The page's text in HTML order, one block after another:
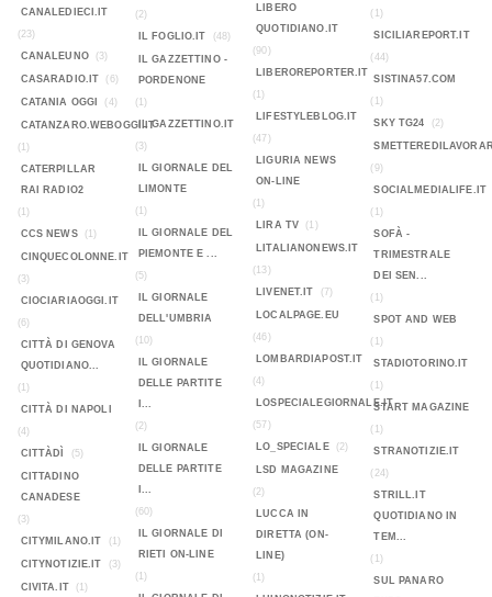
CANALEDIECI.IT
(23)
CANALEUNO
(3)
CASARADIO.IT (6)
CATANIA OGGI (4)
CATANZARO.WEBOGGI.IT
(1)
CATERPILLAR
RAI RADIO2
(1)
CCS NEWS
(1)
CINQUECOLONNE.IT
(3)
CIOCIARIAOGGI.IT
(6)
CITTÀ DI GENOVA
QUOTIDIANO...
(1)
CITTÀ DI NAPOLI
(4)
CITTÀDÌ
(5)
CITTADINO
CANADESE
(3)
CITYMILANO.IT
(1)
CITYNOTIZIE.IT (3)
CIVITA.IT (1)
(2)
IL FOGLIO.IT
(48)
IL GAZZETTINO -
PORDENONE
(1)
IL GAZZETTINO.IT
(3)
IL GIORNALE DEL
LIMONTE
(1)
IL GIORNALE DEL
PIEMONTE E ...
(5)
IL GIORNALE
DELL'UMBRIA
(10)
IL GIORNALE
DELLE PARTITE
I...
(2)
IL GIORNALE
DELLE PARTITE
I...
(60)
IL GIORNALE DI
RIETI ON-LINE
(1)
LIBERO
QUOTIDIANO.IT
(90)
LIBEROREPORTER.IT
(1)
LIFESTYLEBLOG.IT
(47)
LIGURIA NEWS
ON-LINE
(1)
LIRA TV
(1)
LITALIANONEWS.IT
(13)
LIVENET.IT
(7)
LOCALPAGE.EU
(46)
LOMBARDIAPOST.IT
(4)
LOSPECIALEGIORNALE.IT
(57)
LO_SPECIALE
(2)
LSD MAGAZINE
(2)
LUCCA IN
DIRETTA (ON-
LINE)
(1)
(1)
SICILIAREPORT.IT
(44)
SISTINA57.COM
(1)
SKY TG24
(2)
(9)
SOCIALMEDIALIFE.IT
(1)
SOFÀ -
TRIMESTRALE
DEI SEN...
(1)
SPOT AND WEB
(1)
STADIOTORINO.IT
(1)
START MAGAZINE
(1)
STRANOTIZIE.IT
(24)
STRILL.IT
QUOTIDIANO IN
TEM...
(1)
SUL PANARO